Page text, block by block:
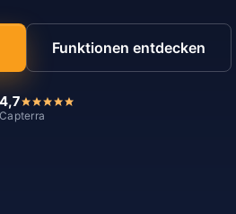
Funktionen entdecken
4,7
Capterra